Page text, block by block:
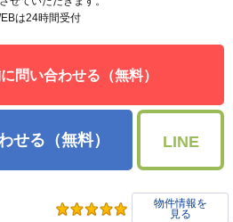
は24時間受付
問い合わせる（無料）
せる（無料） LINE
物件情報を
見る